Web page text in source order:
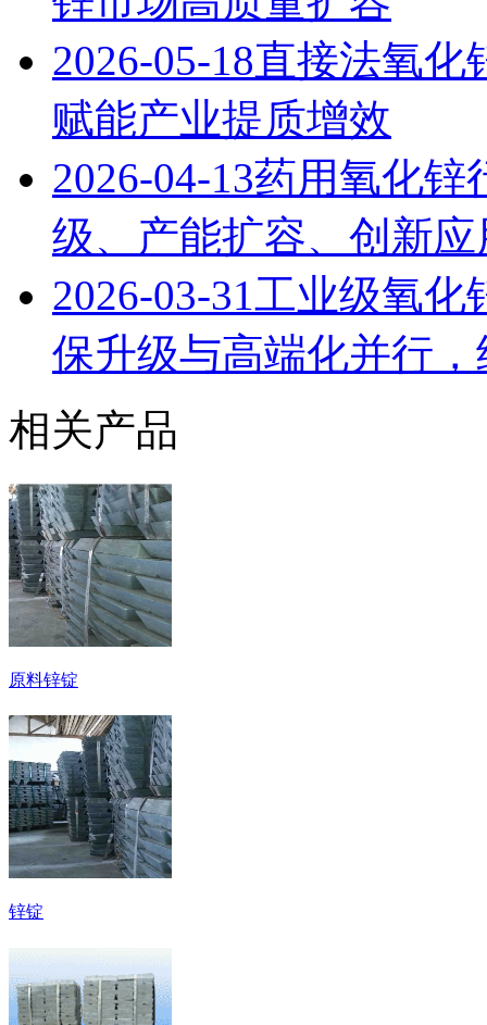
2026-05-18直接法氧化
赋能产业提质增效
2026-04-13药用氧化锌
级、产能扩容、创新
2026-03-31工业级氧化
保升级与高端化并行
相关产品
原料锌锭
锌锭